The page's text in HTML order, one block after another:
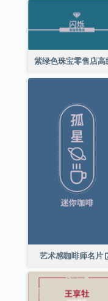
艺术感咖啡师名片